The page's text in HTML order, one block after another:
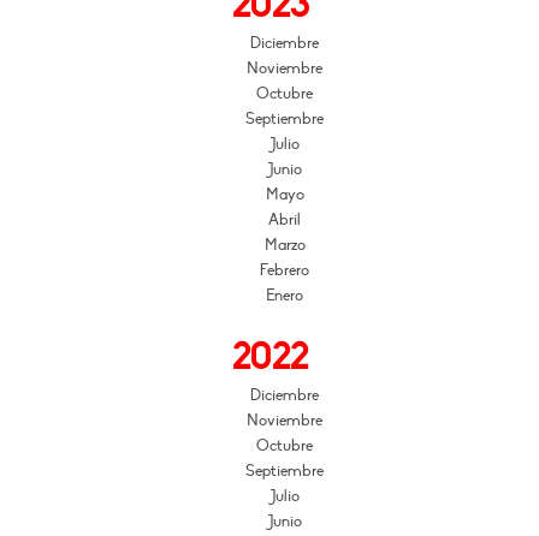
Diciembre
Noviembre
Octubre
Septiembre
Julio
Junio
Mayo
Abril
Marzo
Febrero
Enero
2022
Diciembre
Noviembre
Octubre
Septiembre
Julio
Junio